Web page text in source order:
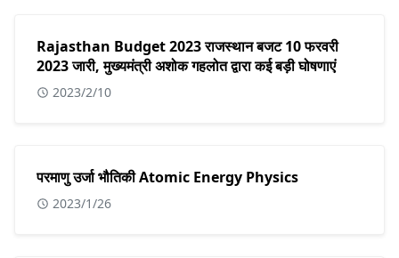
Rajasthan Budget 2023 राजस्थान बजट 10 फरवरी
2023 जारी, मुख्यमंत्री अशोक गहलोत द्वारा कई बड़ी घोषणाएं
2023/2/10
परमाणु उर्जा भौतिकी Atomic Energy Physics
2023/1/26